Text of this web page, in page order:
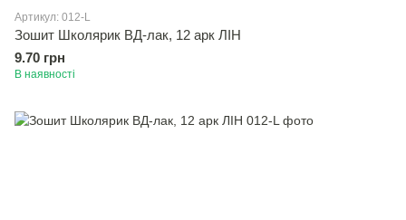
Артикул: 012-L
Зошит Школярик ВД-лак, 12 арк ЛІН
9.70 грн
В наявності